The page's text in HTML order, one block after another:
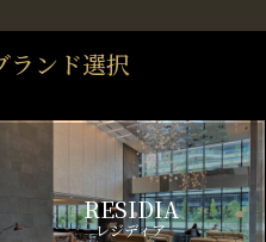
ランド選択
RESIDIA
レジディア